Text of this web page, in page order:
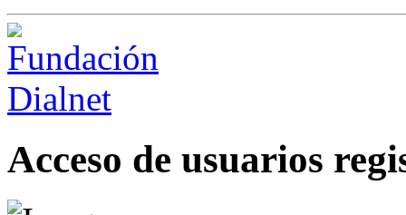
Acceso de usuarios